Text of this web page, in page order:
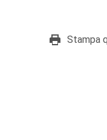
Stampa